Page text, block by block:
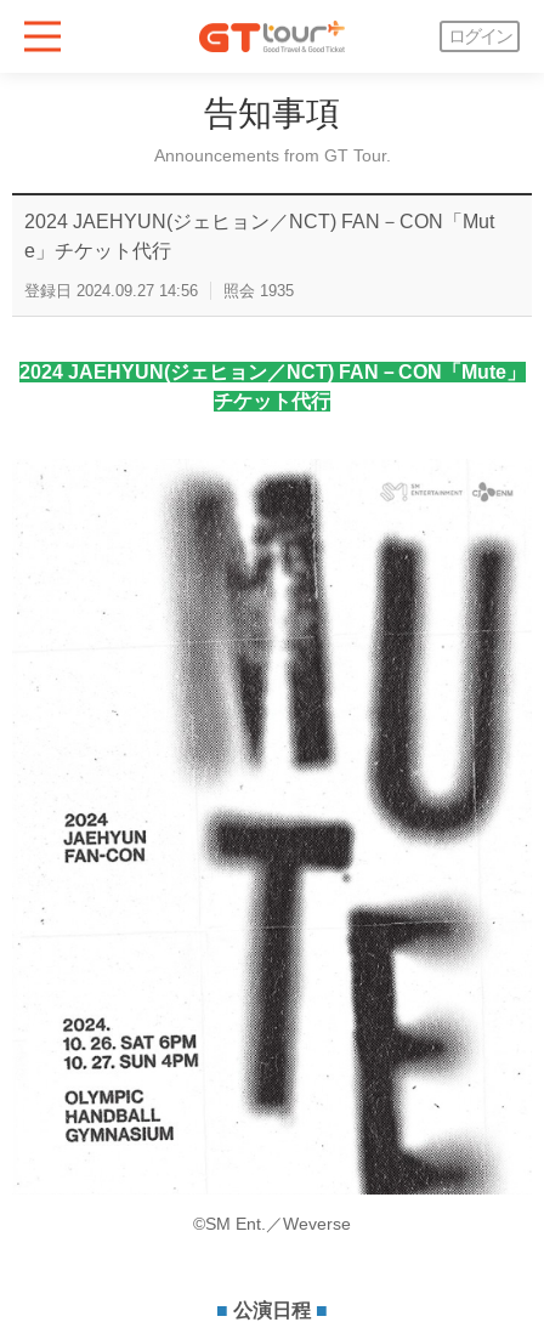
ログイン
告知事項
Announcements from GT Tour.
2024 JAEHYUN(ジェヒョン／NCT) FAN－CON「Mut
e」チケット代行
登録日 2024.09.27 14:56 照会 1935
2024 JAEHYUN(ジェヒョン／NCT) FAN－CON「Mute」
チケット代行
©SM Ent.／Weverse
■ 公演日程 ■